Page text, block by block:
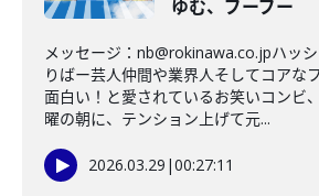
ゆむ、ブーブー
メッセージ：nb@rokinawa.co.jpハッ
りばー芸人仲間や業界人そしてコアな
面白い！と愛されているお笑いコンビ
曜の朝に、テンション上げて元...
2026.03.29 |00:27:11